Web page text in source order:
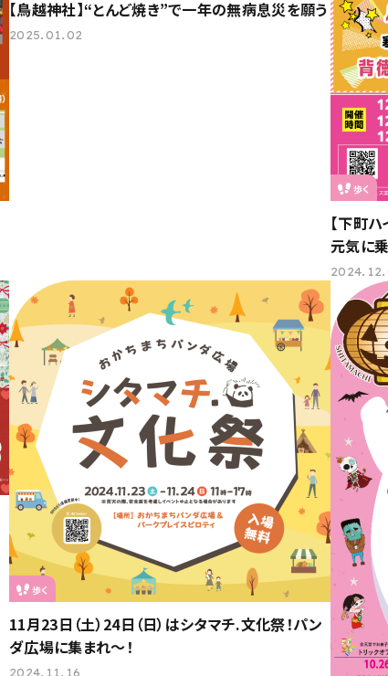
【鳥越神社】“とんど焼き”で一年の無病息災を願う
2025.01.02
歩く
【下町
元気に乗
歩く
11月23日（土）24日（日）はシタマチ.文化祭！パン
ダ広場に集まれ～！
2024.11.16